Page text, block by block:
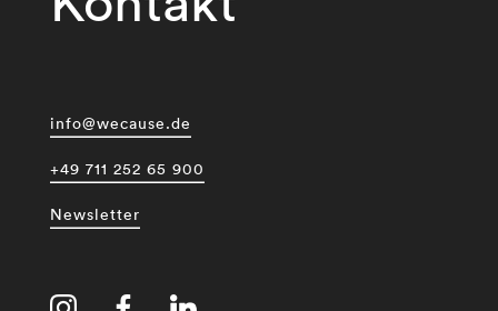
info@wecause.de
+49 711 252 65 900
Newsletter